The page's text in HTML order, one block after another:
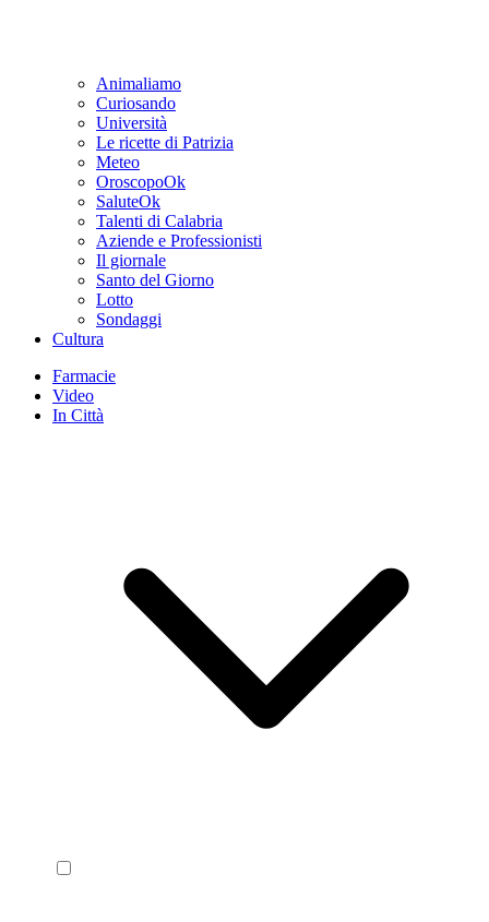
Animaliamo
Curiosando
Università
Le ricette di Patrizia
Meteo
OroscopoOk
SaluteOk
Talenti di Calabria
Aziende e Professionisti
Il giornale
Santo del Giorno
Lotto
Sondaggi
Cultura
Farmacie
Video
In Città